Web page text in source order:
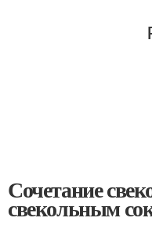
Сочетание
свекольным